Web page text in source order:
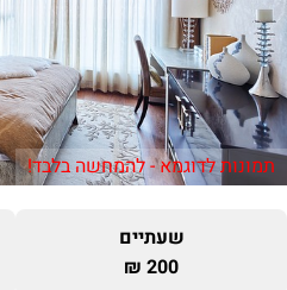
תמונות לדוגמא - להמחשה בלבד!
שעתיים
200 ₪